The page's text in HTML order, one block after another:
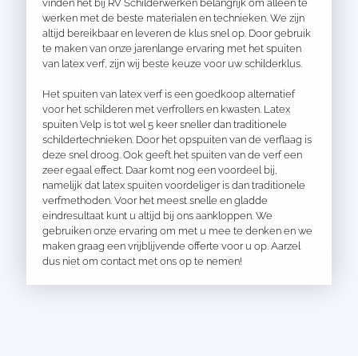
vinden het bij RV Schilderwerken belangrijk om alleen te
werken met de beste materialen en technieken. We zijn
altijd bereikbaar en leveren de klus snel op. Door gebruik
te maken van onze jarenlange ervaring met het spuiten
van latex verf, zijn wij beste keuze voor uw schilderklus.
Het spuiten van latex verf is een goedkoop alternatief
voor het schilderen met verfrollers en kwasten. Latex
spuiten Velp is tot wel 5 keer sneller dan traditionele
schildertechnieken. Door het opspuiten van de verflaag is
deze snel droog. Ook geeft het spuiten van de verf een
zeer egaal effect. Daar komt nog een voordeel bij,
namelijk dat latex spuiten voordeliger is dan traditionele
verfmethoden. Voor het meest snelle en gladde
eindresultaat kunt u altijd bij ons aankloppen. We
gebruiken onze ervaring om met u mee te denken en we
maken graag een vrijblijvende offerte voor u op. Aarzel
dus niet om contact met ons op te nemen!